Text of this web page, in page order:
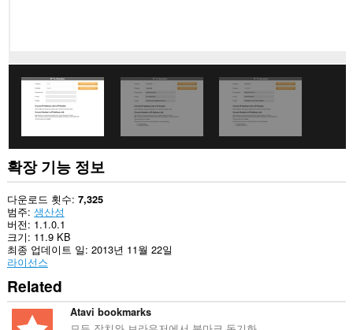
이
확
장
기
능
은
탭
및
탐
색
동
에
액
확장 기능 정보
다운로드 횟수 7,325
범주 생산성
버전 1.1.0.1
크기 11.9 KB
최종 업데이트 일 2013년 11월 22일
라이선스
Related
Atavi bookmarks